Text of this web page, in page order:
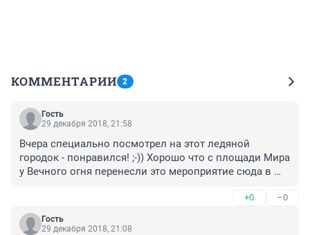
КОММЕНТАРИИ 2
Гость
29 декабря 2018, 21:58
Вчера специально посмотрел на этот ледяной
городок - понравился! ;-)) Хорошо что с площади Мира
у Вечного огня перенесли это мероприятие сюда в
вместе с детьми, вот просто так недалеко от дома,
посещать прекрасное и практичное! А, площадь Мира
у Вечного огня пусть останется для массовых гуляний
+0 –0
Гость
29 декабря 2018, 21:08